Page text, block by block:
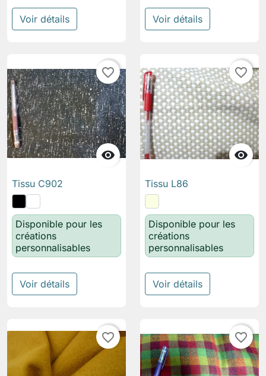
Voir détails Voir détails

favorite_border
Tissu C902
Disponible pour les
créations
personnalisables
Voir détails

favorite_border
Tissu L86
Disponible pour les
créations
personnalisables
Voir détails
favorite_border favorite_border